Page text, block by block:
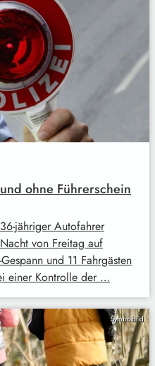
ohne Führerschein
jähriger Autofahrer
von Freitag auf
und 11 Fahrgästen
einer Kontrolle der …
Symbolbild